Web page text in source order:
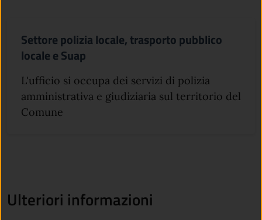
Settore polizia locale, trasporto pubblico
locale e Suap
L'ufficio si occupa dei servizi di polizia
amministrativa e giudiziaria sul territorio del
Comune
Ulteriori informazioni